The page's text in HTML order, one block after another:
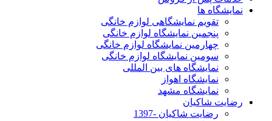
نمایشگاه ها
تقویم نمایشگاهی لوازم خانگی
پنجمین نمایشگاه لوازم خانگی
چهارمین نمایشگاه لوازم خانگی
سومین نمایشگاه لوازم خانگی
نمایشگاه های بین المللی
نمایشگاه اهواز
نمایشگاه مشهد
رضایت شاکیان
رضایت شاکیان -1397